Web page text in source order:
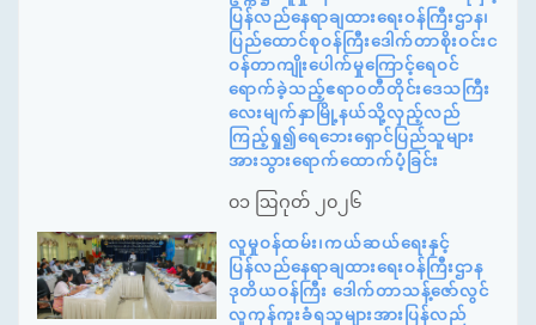
ပြန်လည်နေရာချထားရေးဝန်ကြီးဌာန၊
ပြည်ထောင်စုဝန်ကြီးဒေါက်တာစိုးဝင်းင
ဝန်တာကျိုးပေါက်မှုကြောင့်ရေဝင်
ရောက်ခဲ့သည့်ဧရာဝတီတိုင်းဒေသကြီး
လေးမျက်နှာမြို့နယ်သို့လှည့်လည်
ကြည့်ရှု၍ရေဘေးရှောင်ပြည်သူများ
အားသွားရောက်ထောက်ပံ့ခြင်း
၀၁ ဩဂုတ် ၂၀၂၆
လူမှုဝန်ထမ်း၊ကယ်ဆယ်ရေးနှင့်
ပြန်လည်နေရာချထားရေးဝန်ကြီးဌာန
ဒုတိယဝန်ကြီး ဒေါက်တာသန့်ဇော်လွင်
လူကုန်ကူးခံရသူများအားပြန်လည်